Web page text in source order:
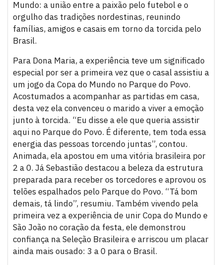
Mundo: a união entre a paixão pelo futebol e o
orgulho das tradições nordestinas, reunindo
famílias, amigos e casais em torno da torcida pelo
Brasil.
Para Dona Maria, a experiência teve um significado
especial por ser a primeira vez que o casal assistiu a
um jogo da Copa do Mundo no Parque do Povo.
Acostumados a acompanhar as partidas em casa,
desta vez ela convenceu o marido a viver a emoção
junto à torcida. “Eu disse a ele que queria assistir
aqui no Parque do Povo. É diferente, tem toda essa
energia das pessoas torcendo juntas”, contou.
Animada, ela apostou em uma vitória brasileira por
2 a 0. Já Sebastião destacou a beleza da estrutura
preparada para receber os torcedores e aprovou os
telões espalhados pelo Parque do Povo. “Tá bom
demais, tá lindo”, resumiu. Também vivendo pela
primeira vez a experiência de unir Copa do Mundo e
São João no coração da festa, ele demonstrou
confiança na Seleção Brasileira e arriscou um placar
ainda mais ousado: 3 a 0 para o Brasil.